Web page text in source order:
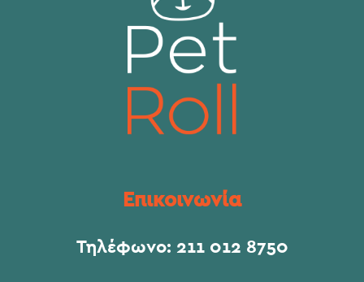
Επικοινωνία
Τηλέφωνο: 211 012 8750